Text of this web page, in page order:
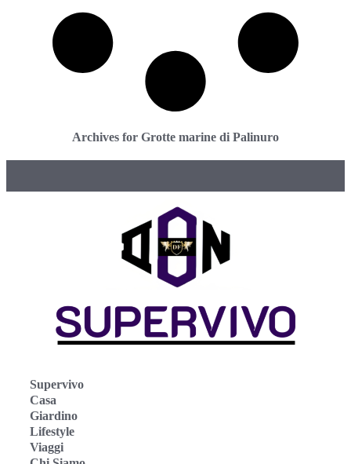
Archives for Grotte marine di Palinuro
Supervivo
Casa
Giardino
Lifestyle
Viaggi